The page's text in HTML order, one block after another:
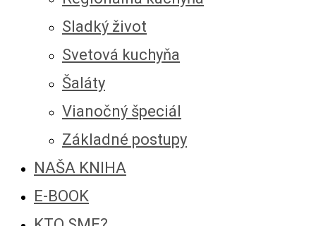
Sladký život
Svetová kuchyňa
Šaláty
Vianočný špeciál
Základné postupy
NAŠA KNIHA
E-BOOK